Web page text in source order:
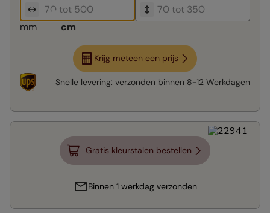
mm cm
Krijg meteen een prijs
Snelle levering: verzonden binnen 8-12 Werkdagen
Gratis kleurstalen bestellen
Binnen 1 werkdag verzonden